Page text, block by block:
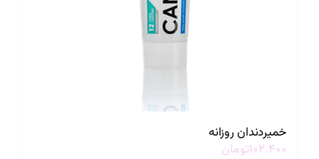
خمیردندان روزانه
۱۰۲.۴۰۰تومان